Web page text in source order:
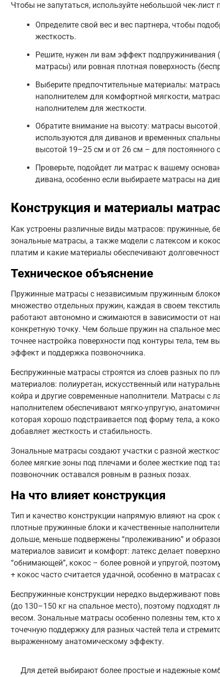
Чтобы не запутаться, используйте небольшой чек-лист
Определите свой вес и вес партнера, чтобы
жесткость.
Решите, нужен ли вам эффект подпружинивания
матрасы) или ровная плотная поверхность
Выберите предпочтительные материалы:
наполнителем для комфортной мягкости,
наполнителем для жесткости.
Обратите внимание на высоту: матрасы
используются для диванов и временных
высотой 19–25 см и от 26 см – для постоянного
Проверьте, подойдет ли матрас к вашему
дивана, особенно если выбираете матрасы на
Конструкция и материалы
Как устроены различные виды матрасов: пружинные,
зональные матрасы, а также модели с латексом и
платим и какие материалы обеспечивают
Техническое объяснение
Пружинные матрасы с независимым пружинным
множество отдельных пружин, каждая в своем
работают автономно и сжимаются в зависимости от
конкретную точку. Чем больше пружин на спальное
точнее настройка поверхности под контуры тела, тем
эффект и поддержка позвоночника.
Беспружинные матрасы строятся из слоев разных по
материалов: полиуретан, искусственный или
койра и другие современные наполнители. Матрасы с
наполнителем обеспечивают мягко-упругую,
которая хорошо подстраивается под форму тела, а
добавляет жесткость и стабильность.
Зональные матрасы создают участки с разной
более мягкие зоны под плечами и более жесткие под
позвоночник оставался ровным в разных позах.
На что влияет конструкция
Тип и качество конструкции напрямую влияют на срок
плотные пружинные блоки и качественные
дольше, меньше подвержены “пролеживанию” и
материалов зависит и комфорт: латекс делает
“обнимающей”, кокос – более ровной и упругой,
+ кокос часто считается удачной, особенно в матрасах
Беспружинные конструкции нередко выдерживают
(до 130–150 кг на спальное место), поэтому подходят
весом. Зональные матрасы особенно полезны тем, кто
точечную поддержку для разных частей тела и
выраженному анатомическому эффекту.
Для детей выбирают более простые и надежные